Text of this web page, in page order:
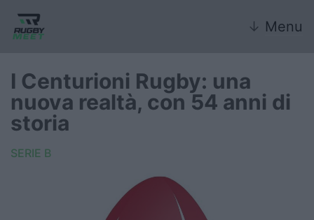
↓ Menu
Nazionale
Nazionali giovanili
I Centurioni Rugby: una
nuova realtà, con 54 anni di
storia
SERIE B